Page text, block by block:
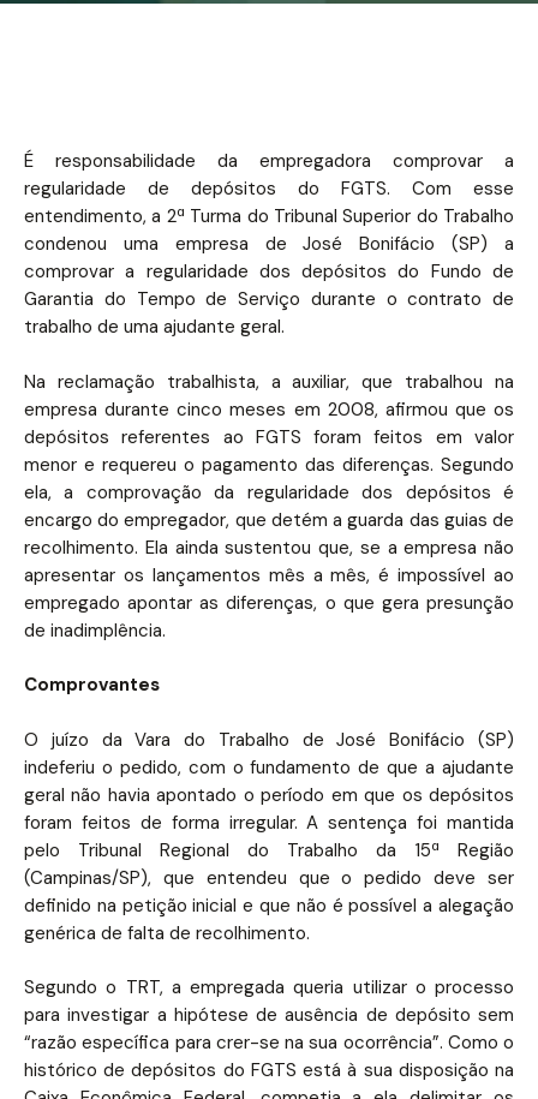
É responsabilidade da empregadora comprovar a
regularidade de depósitos do FGTS. Com esse
entendimento, a 2ª Turma do Tribunal Superior do Trabalho
condenou uma empresa de José Bonifácio (SP) a
comprovar a regularidade dos depósitos do Fundo de
Garantia do Tempo de Serviço durante o contrato de
trabalho de uma ajudante geral.
Na reclamação trabalhista, a auxiliar, que trabalhou na
empresa durante cinco meses em 2008, afirmou que os
depósitos referentes ao FGTS foram feitos em valor
menor e requereu o pagamento das diferenças. Segundo
ela, a comprovação da regularidade dos depósitos é
encargo do empregador, que detém a guarda das guias de
recolhimento. Ela ainda sustentou que, se a empresa não
apresentar os lançamentos mês a mês, é impossível ao
empregado apontar as diferenças, o que gera presunção
de inadimplência.
Comprovantes
O juízo da Vara do Trabalho de José Bonifácio (SP)
indeferiu o pedido, com o fundamento de que a ajudante
geral não havia apontado o período em que os depósitos
foram feitos de forma irregular. A sentença foi mantida
pelo Tribunal Regional do Trabalho da 15ª Região
(Campinas/SP), que entendeu que o pedido deve ser
definido na petição inicial e que não é possível a alegação
genérica de falta de recolhimento.
Segundo o TRT, a empregada queria utilizar o processo
para investigar a hipótese de ausência de depósito sem
“razão específica para crer-se na sua ocorrência”. Como o
histórico de depósitos do FGTS está à sua disposição na